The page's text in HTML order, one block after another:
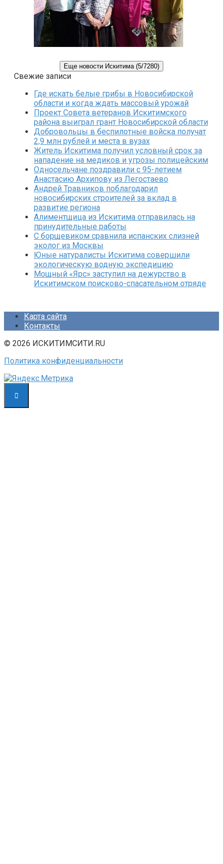
Еще новости Искитима (5/7280)
Свежие записи
Где искать белые грибы в Новосибирской
области и когда ждать массовый урожай
Проект Совета ветеранов Искитимского
района выиграл грант Новосибирской области
Добровольцы в беспилотные войска получат
2,9 млн рублей и места в вузах
Житель Искитима получил условный срок за
нападение на медиков и угрозы полицейским
Односельчане поздравили с 95-летием
Анастасию Архипову из Легостаево
Андрей Травников поблагодарил
новосибирских строителей за вклад в
развитие региона
Алиментщица из Искитима отправилась на
принудительные работы
С борщевиком сравнила испанских слизней
эколог из Москвы
Юные натуралисты Искитима совершили
экологическую водную экспедицию
Мощный «Ярс» заступил на дежурство в
Искитимском поисково-спасательном отряде
Карта сайта
Контакты
© 2026 ИСКИТИМСИТИ.RU
Политика конфиденциальности